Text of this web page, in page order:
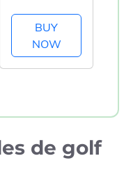
BUY
NOW
de golf